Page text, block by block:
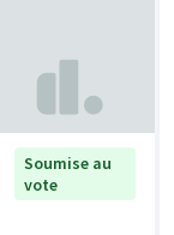
Soumise au
vote